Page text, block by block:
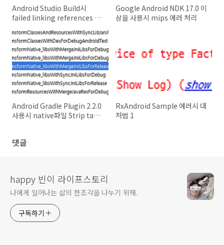
Android Studio Build시
failed linking references 해
Google Android NDK 17.0 이
상을 사용시 mips 에러 처리
Android Gradle Plugin 2.2.0
사용시 native파일 Strip task
RxAndroid Sample 에러시 대
처법 1
댓글
happy 빈이 라이프스토리
나에게 일어나는 삶의 한조각을 나누기 위해.
구독하기